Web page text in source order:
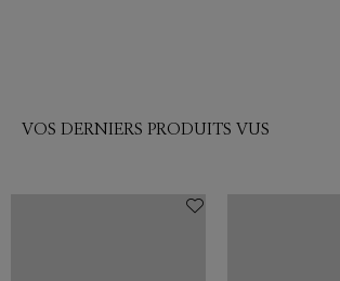
VOS DERNIERS PRODUITS VUS